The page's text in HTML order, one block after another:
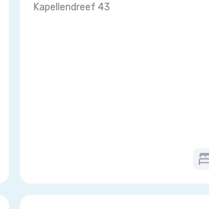
Kapellendreef 43
Item